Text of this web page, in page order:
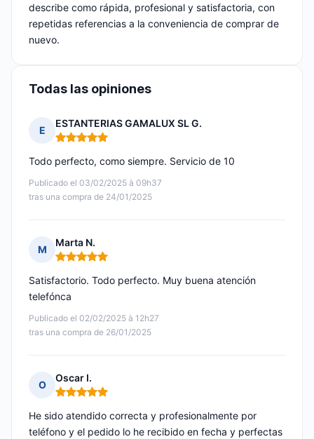
describe como rápida, profesional y satisfactoria, con
repetidas referencias a la conveniencia de comprar de
nuevo.
Todas las opiniones
E
ESTANTERIAS GAMALUX SL G.
Nota: 5 de 5
Publicado el 03/02/2025 à 09h37
tras una compra de 24/01/2025
Todo perfecto, como siempre. Servicio de 10
M
Marta N.
Nota: 5 de 5
Publicado el 02/02/2025 à 12h27
tras una compra de 26/01/2025
Satisfactorio. Todo perfecto. Muy buena atención
telefónca
O
Oscar I.
Nota: 5 de 5
He sido atendido correcta y profesionalmente por
teléfono y el pedido lo he recibido en fecha y perfectas